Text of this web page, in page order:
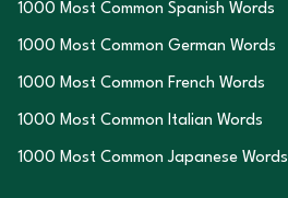
1000 Most Common Spanish Words
1000 Most Common German Words
1000 Most Common French Words
1000 Most Common Italian Words
1000 Most Common Japanese Words